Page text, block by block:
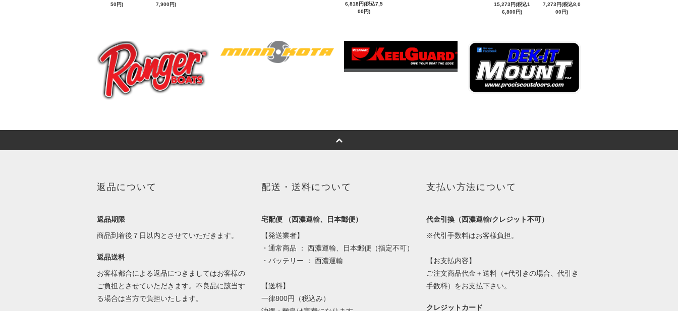
50円)
7,900円)
6,818円(税込7,5
00円)
15,273円(税込1
6,800円)
7,273円(税込8,0
00円)
返品について
返品期限
商品到着後７日以内とさせていただきます。
返品送料
お客様都合による返品につきましてはお客様の
ご負担とさせていただきます。不良品に該当す
る場合は当方で負担いたします。
配送・送料について
宅配便 （西濃運輸、日本郵便）
【発送業者】
・通常商品 ： 西濃運輸、日本郵便（指定不可）
・バッテリー ： 西濃運輸
【送料】
一律800円（税込み）
支払い方法について
代金引換（西濃運輸/クレジット不可）
※代引手数料はお客様負担。
【お支払内容】
ご注文商品代金＋送料（+代引きの場合、代引き
手数料）をお支払下さい。
クレジットカード